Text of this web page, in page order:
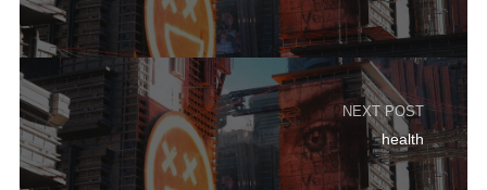
NEXT POST
health